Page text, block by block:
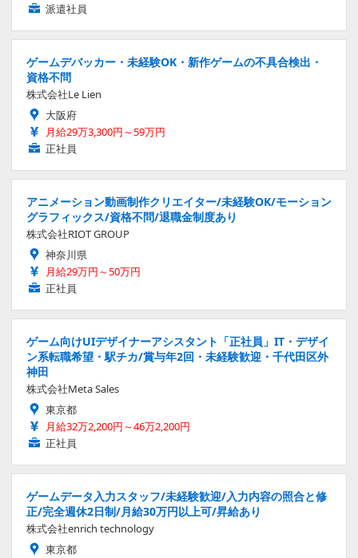
派遣社員
ゲームデバッカー・未経験OK・新作ゲームの不具合検出・
資格不問
株式会社Le Lien
大阪府
月給29万3,300円～59万円
正社員
アニメーション動画制作クリエイター/未経験OK/モーション
グラフィックス/資格不問/退職金制度あり
株式会社RIOT GROUP
神奈川県
月給29万円～50万円
正社員
ゲーム向けUIデザイナーアシスタント「正社員」IT・デザイ
ン系転職希望・駅チカ/賞与年2回・未経験歓迎・千代田区外
神田
株式会社Meta Sales
東京都
月給32万2,200円～46万2,200円
正社員
ゲームデータ入力スタッフ/未経験歓迎/入力内容の照合と修
正/完全週休2日制/月給30万円以上可/昇給あり
株式会社enrich technology
東京都